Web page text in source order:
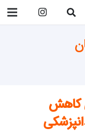
کاهش